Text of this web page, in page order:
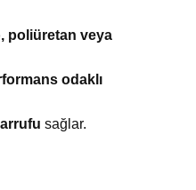
poliüretan veya
odaklı
sağlar.